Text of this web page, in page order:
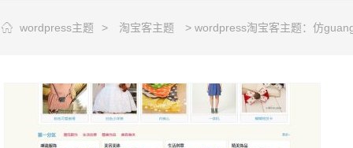
wordpress主题 > 淘宝客主题 > wordpress淘宝客主题：仿